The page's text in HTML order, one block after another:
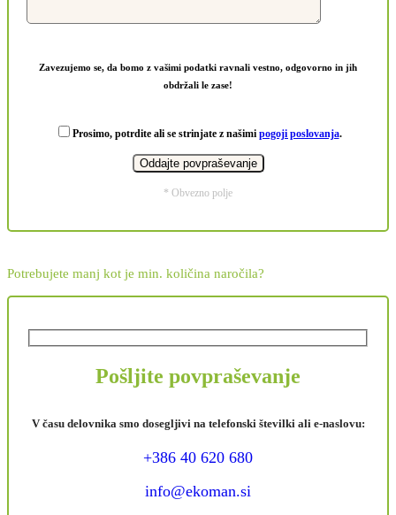
Zavezujemo se, da bomo z vašimi podatki ravnali vestno, odgovorno in jih
obdržali le zase!
Prosimo, potrdite ali se strinjate z našimi pogoji poslovanja.
* Obvezno polje
Potrebujete manj kot je min. količina naročila?
Pošljite povpraševanje
V času delovnika smo dosegljivi na telefonski številki ali e-naslovu:
+386 40 620 680
info@ekoman.si